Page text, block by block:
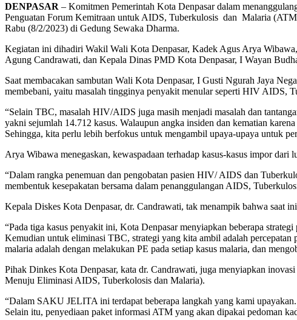
DENPASAR – Komitmen Pemerintah Kota Denpasar dalam
Penguatan Forum Kemitraan untuk AIDS, Tuberkulosis dan Malaria
Rabu (8/2/2023) di Gedung Sewaka Dharma.
Kegiatan ini dihadiri Wakil Wali Kota Denpasar, Kadek Agus Arya
Agung Candrawati, dan Kepala Dinas PMD Kota Denpasar, I Wayan
Saat membacakan sambutan Wali Kota Denpasar, I Gusti Ngurah Jaya
membebani, yaitu masalah tingginya penyakit menular seperti HIV AIDS,
“Selain TBC, masalah HIV/AIDS juga masih menjadi masalah dan
yakni sejumlah 14.712 kasus. Walaupun angka insiden dan kematian
Sehingga, kita perlu lebih berfokus untuk mengambil upaya-upaya untuk
Arya Wibawa menegaskan, kewaspadaan terhadap kasus-kasus impor
“Dalam rangka penemuan dan pengobatan pasien HIV/ AIDS dan
membentuk kesepakatan bersama dalam penanggulangan AIDS,
Kepala Diskes Kota Denpasar, dr. Candrawati, tak menampik bahwa saat
“Pada tiga kasus penyakit ini, Kota Denpasar menyiapkan beberapa
Kemudian untuk eliminasi TBC, strategi yang kita ambil adalah percepatan
malaria adalah dengan melakukan PE pada setiap kasus malaria, dan
Pihak Dinkes Kota Denpasar, kata dr. Candrawati, juga menyiapkan
Menuju Eliminasi AIDS, Tuberkolosis dan Malaria).
“Dalam SAKU JELITA ini terdapat beberapa langkah yang kami
Selain itu, penyediaan paket informasi ATM yang akan dipakai pedoman